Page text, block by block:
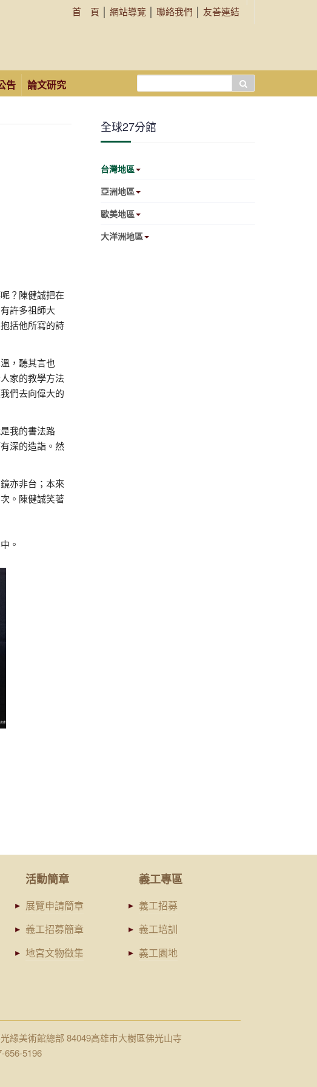
首 頁 網站導覽 聯絡我們 友善連結
告 論文研究
尋...
？陳健誠把在
許多祖師大
括他所寫的詩
，聽其言也
家的教學方法
們去向偉大的
我的書法路
深的造詣。然
亦非台；本來
。陳健誠笑著
。
全球27分館
台灣地區
亞洲地區
歐美地區
大洋洲地區
活動簡章
展覽申請簡章
義工招募簡章
地宮文物徵集
義工專區
義工招募
義工培訓
義工園地
緣美術館總部 84049高雄市大樹區佛光山寺
5196